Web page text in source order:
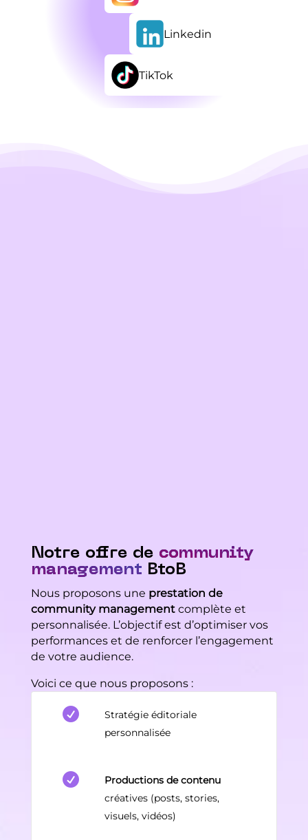
Linkedin
TikTok
Notre offre de community
management BtoB
Nous proposons une prestation de
community managementcomplète et
personnalisée. L’objectif est d’optimiser vos
performances et de renforcer l’engagement
de votre audience.
Voici ce que nous proposons :

Stratégie éditoriale
personnalisée

Productions de contenu
créatives (posts, stories,
visuels, vidéos)